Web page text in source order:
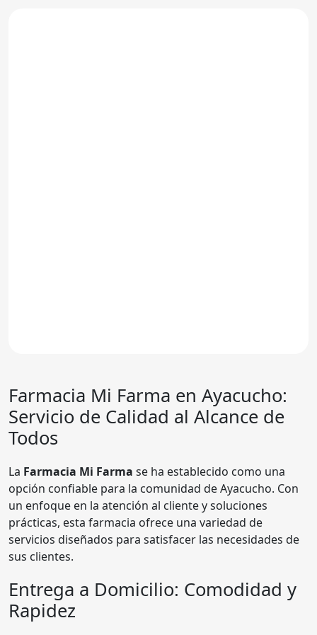
Farmacia Mi Farma en Ayacucho:
Servicio de Calidad al Alcance de
Todos
La Farmacia Mi Farma se ha establecido como una
opción confiable para la comunidad de Ayacucho. Con
un enfoque en la atención al cliente y soluciones
prácticas, esta farmacia ofrece una variedad de
servicios diseñados para satisfacer las necesidades de
sus clientes.
Entrega a Domicilio: Comodidad y
Rapidez